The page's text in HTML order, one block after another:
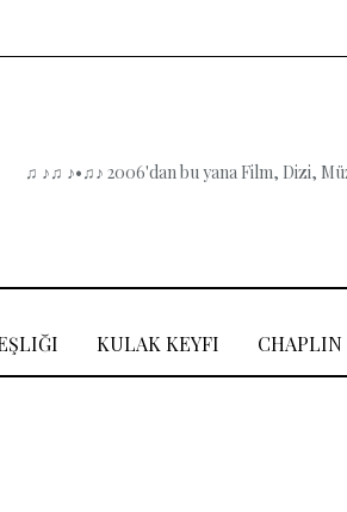
♫ ♪♫ ♪•♫♪ 2006'dan bu yana Film, Dizi,
KULAK KEYFI CHAPLIN